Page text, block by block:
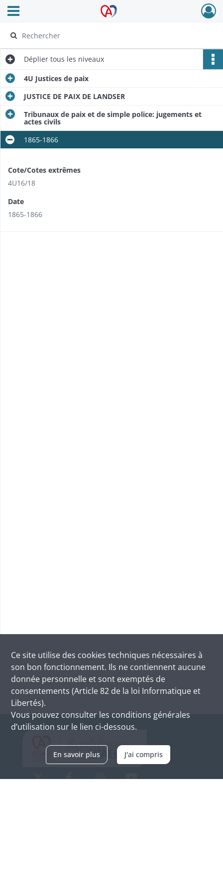
Archives Alsace - Colmar
Ouvrir le menu déroulant
Déplier tous les niveaux
4U Justices de paix
JUSTICE DE PAIX DE LANDSER
Tribunaux de paix et de simple police: jugements et
actes civils
1865-1866
Cote/Cotes extrêmes
4U16/18
Date
1865-1866
Ce site utilise des cookies techniques nécessaires à
son bon fonctionnement. Ils ne contiennent aucune
donnée personnelle et sont exemptés de
consentements (Article 82 de la loi Informatique et
Libertés).
Vous pouvez consulter les conditions générales
d’utilisation sur le lien ci-dessous.
En savoir plus J'ai compris